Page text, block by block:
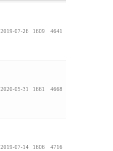
2019-07-26 1609 4641
2020-05-31 1661 4668
2019-07-14 1606 4716